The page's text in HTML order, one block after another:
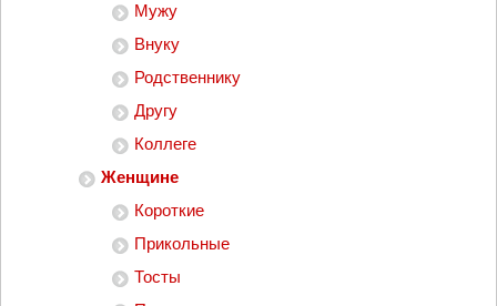
Мужу
Внуку
Родственнику
Другу
Коллеге
Женщине
Короткие
Прикольные
Тосты